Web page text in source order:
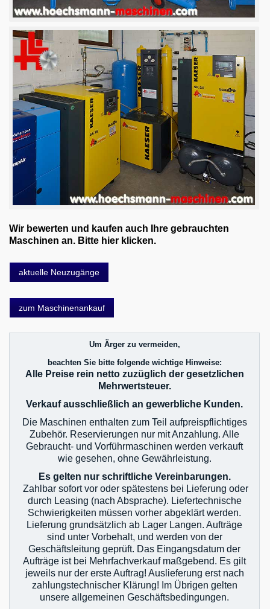
Wir bewerten und kaufen auch Ihre gebrauchten
Maschinen an. Bitte hier klicken.
aktuelle Neuzugänge
zum Maschinenankauf
Um Ärger zu vermeiden,
beachten Sie bitte folgende wichtige Hinweise:
Alle Preise rein netto zuzüglich der gesetzlichen
Mehrwertsteuer.
Verkauf ausschließlich an gewerbliche Kunden.
Die Maschinen enthalten zum Teil aufpreispflichtiges
Zubehör. Reservierungen nur mit Anzahlung. Alle
Gebraucht- und Vorführmaschinen werden verkauft
wie gesehen, ohne Gewährleistung.
Es gelten nur schriftliche Vereinbarungen.
Zahlbar sofort vor oder spätestens bei Lieferung oder
durch Leasing (nach Absprache). Liefertechnische
Schwierigkeiten müssen vorher abgeklärt werden.
Lieferung grundsätzlich ab Lager Langen. Aufträge
sind unter Vorbehalt, und werden von der
Geschäftsleitung geprüft. Das Eingangsdatum der
Aufträge ist bei Mehrfachverkauf maßgebend. Es gilt
jeweils nur der erste Auftrag! Auslieferung erst nach
zahlungstechnischer Klärung! Im Übrigen gelten
unsere allgemeinen Geschäftsbedingungen.